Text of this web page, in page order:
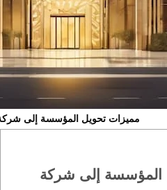
مميزات تحويل المؤسسة إلى
المؤسسة إلى شركة